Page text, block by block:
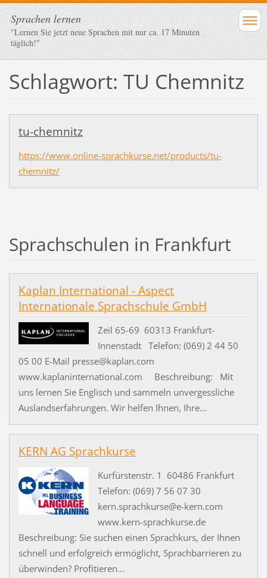
Sprachen lernen
"Lernen Sie jetzt neue Sprachen mit nur ca. 17 Minuten
täglich!"
Schlagwort: TU Chemnitz
tu-chemnitz
https://www.online-sprachkurse.net/products/tu-
chemnitz/
Sprachschulen in Frankfurt
Kaplan International - Aspect
Internationale Sprachschule GmbH
Zeil 65-69 60313 Frankfurt-
Innenstadt Telefon: (069) 2 44 50
05 00 E-Mail presse@kaplan.com
www.kaplaninternational.com Beschreibung: Mit
uns lernen Sie Englisch und sammeln unvergessliche
Auslandserfahrungen. Wir helfen Ihnen, Ihre...
KERN AG Sprachkurse
Kurfürstenstr. 1 60486 Frankfurt
Telefon: (069) 7 56 07 30
kern.sprachkurse@e-kern.com
www.kern-sprachkurse.de
Beschreibung: Sie suchen einen Sprachkurs, der Ihnen
schnell und erfolgreich ermöglicht, Sprachbarrieren zu
überwinden? Profitieren...